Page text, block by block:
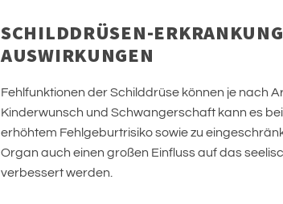
SCHILDDRÜSEN-
AUSWIRKUNGEN
Fehlfunktionen der Schilddrüse können je nach
Kinderwunsch und Schwangerschaft kann es
erhöhtem Fehlgeburtrisiko sowie zu
Organ auch einen großen Einfluss auf das
verbessert werden.